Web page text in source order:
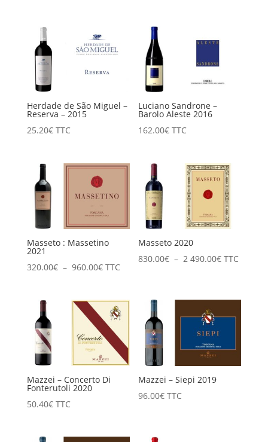
Herdade de São Miguel –
Reserva – 2015
25.20€ TTC
Luciano Sandrone –
Barolo Aleste 2016
162.00€ TTC
Masseto : Massetino
2021
320.00€ – 960.00€Plage
prix :
320.00€
960.00€
TTC
Masseto 2020
830.00€ – 2 490.00€Plage
à
490.00€
TTC
Mazzei – Concerto Di
Fonterutoli 2020
50.40€ TTC
Mazzei – Siepi 2019
96.00€ TTC